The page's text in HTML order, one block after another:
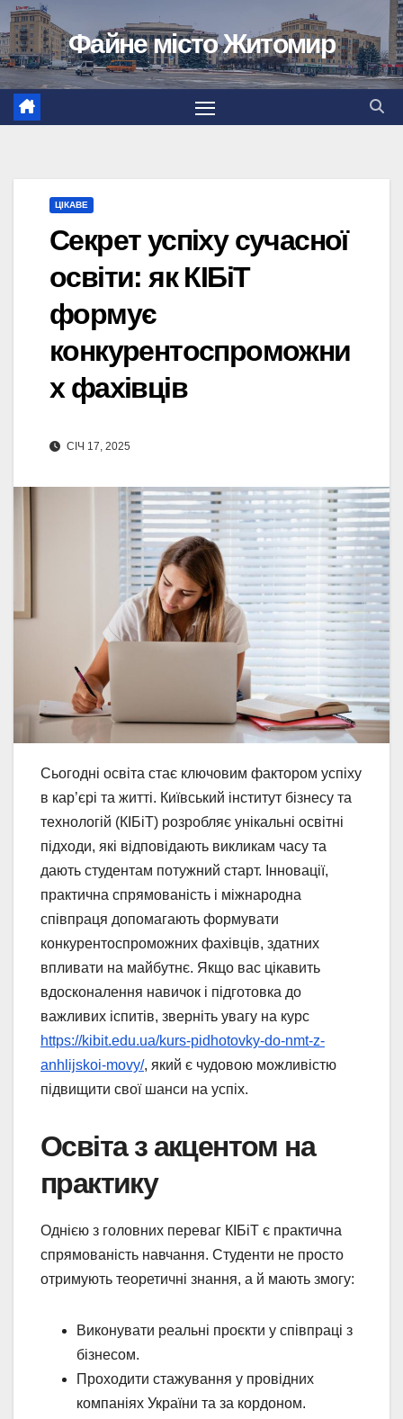
Перейти
до
вмісту
Файне місто Житомир
ЦІКАВЕ
Секрет успіху сучасної
освіти: як КІБіТ
формує
конкурентоспроможни
х фахівців
СІЧ 17, 2025
Сьогодні освіта стає ключовим фактором успіху
в кар’єрі та житті. Київський інститут бізнесу та
технологій (КІБіТ) розробляє унікальні освітні
підходи, які відповідають викликам часу та
дають студентам потужний старт. Інновації,
практична спрямованість і міжнародна
співпраця допомагають формувати
конкурентоспроможних фахівців, здатних
впливати на майбутнє. Якщо вас цікавить
вдосконалення навичок і підготовка до
важливих іспитів, зверніть увагу на курс
https://kibit.edu.ua/kurs-pidhotovky-do-nmt-z-
anhlijskoi-movy/, який є чудовою можливістю
підвищити свої шанси на успіх.
Освіта з акцентом на
практику
Однією з головних переваг КІБіТ є практична
спрямованість навчання. Студенти не просто
отримують теоретичні знання, а й мають змогу:
Виконувати реальні проєкти у співпраці з
бізнесом.
Проходити стажування у провідних
компаніях України та за кордоном.